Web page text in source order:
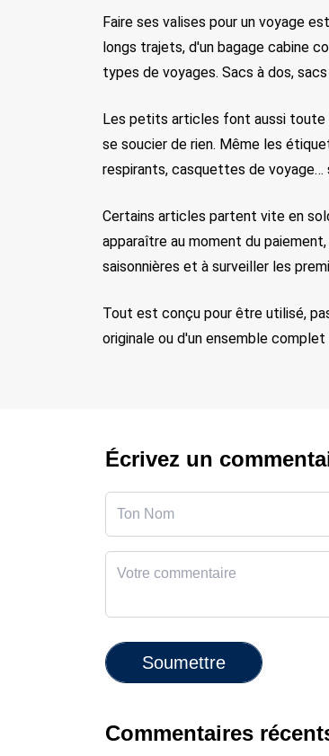
Faire ses valises pour un voyage
longs trajets, d'un bagage cabine
types de voyages. Sacs à dos,
Les petits articles font aussi toute
se soucier de rien. Même les
respirants, casquettes de
Certains articles partent vite en
apparaître au moment du
saisonnières et à surveiller les
Tout est conçu pour être utilisé,
originale ou d'un ensemble
Écrivez un
Soumettre
Commentaires